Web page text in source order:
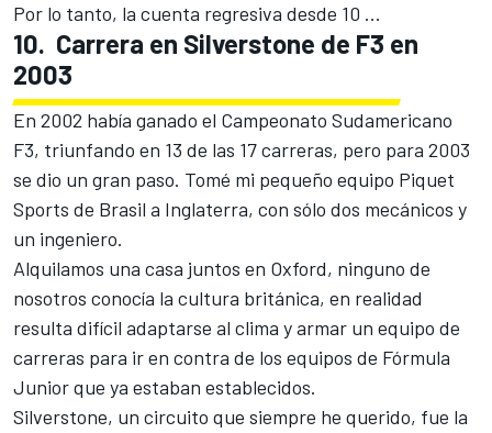
Por lo tanto, la cuenta regresiva desde 10 ...
10. Carrera en Silverstone de F3 en
2003
En 2002 había ganado el Campeonato Sudamericano
F3, triunfando en 13 de las 17 carreras, pero para 2003
se dio un gran paso. Tomé mi pequeño equipo Piquet
Sports de Brasil a Inglaterra, con sólo dos mecánicos y
un ingeniero.
Alquilamos una casa juntos en Oxford, ninguno de
nosotros conocía la cultura británica, en realidad
resulta difícil adaptarse al clima y armar un equipo de
carreras para ir en contra de los equipos de Fórmula
Junior que ya estaban establecidos.
Silverstone, un circuito que siempre he querido, fue la